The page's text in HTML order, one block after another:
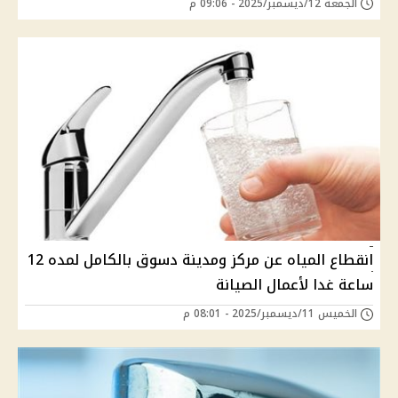
انقطاع المياه عن مركز ومدينة دسوق بالكامل لمده 12
ساعة غدا لأعمال الصيانة
الخميس 11/ديسمبر/2025 - 08:01 م